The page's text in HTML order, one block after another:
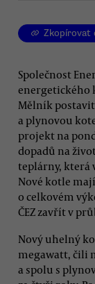
Zkopírovat
Společnost
energetického
Mělník
a plynovou
projekt na
dopadů na
teplárny, která
Nové kotle
o celkovém
ČEZ zavřít v
Nový uhelný
megawatt, čili
a spolu s